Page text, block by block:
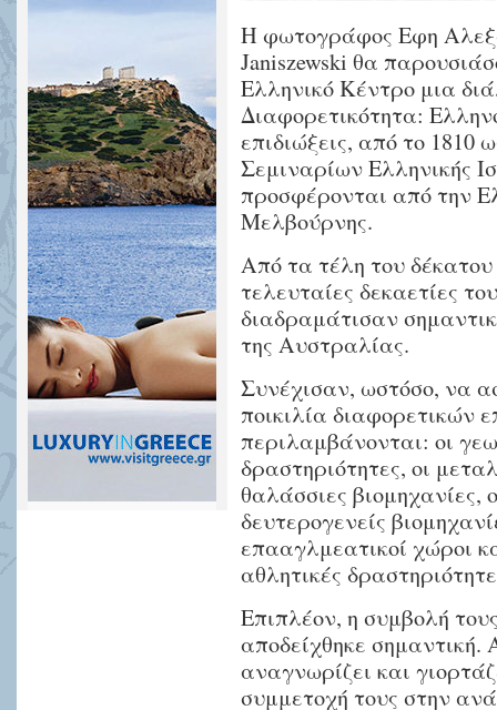
Η φωτογράφος Εφη
Janiszewski θα
Ελληνικό Κέντρο μια
Διαφορετικότητα:
επιδιώξεις, από το 1810
Σεμιναρίων Ελληνικής
προσφέρονται από την
Μελβούρνης.
Από τα τέλη του
τελευταίες δεκαετίες
διαδραμάτισαν
της Αυστραλίας.
Συνέχισαν, ωστόσο, να
ποικιλία
περιλαμβάνονται: οι
δραστηριότητες, οι
θαλάσσιες βιομηχανίες,
δευτερογενείς
επααγλμεατικοί χώροι
αθλητικές
Επιπλέον, η συμβολή
αποδείχθηκε
αναγνωρίζει και
συμμετοχή τους στην